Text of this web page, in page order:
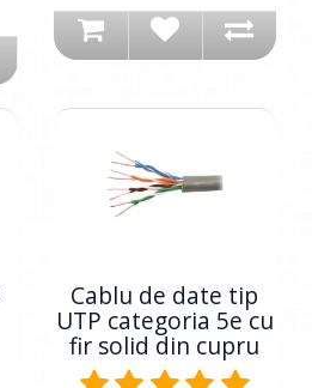
Cablu de date tip
UTP categoria 5e cu
fir solid din cupru